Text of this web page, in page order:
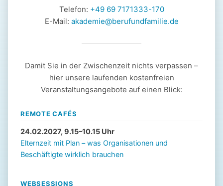
Telefon: +49 69 7171333-170
E-Mail: akademie@berufundfamilie.de
Damit Sie in der Zwischenzeit nichts verpassen –
hier unsere laufenden kostenfreien
Veranstaltungsangebote auf einen Blick:
REMOTE CAFÉS
24.02.2027, 9.15–10.15 Uhr
Elternzeit mit Plan – was Organisationen und
Beschäftigte wirklich brauchen
WEBSESSIONS